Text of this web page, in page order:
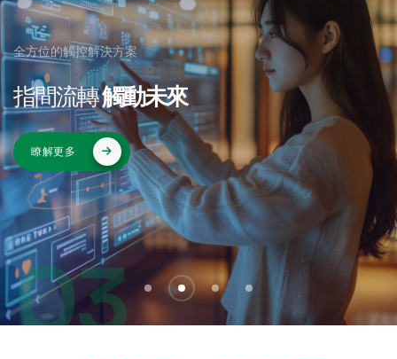
全方位的觸控解決方案
指間流轉觸動未來
瞭解更多
03